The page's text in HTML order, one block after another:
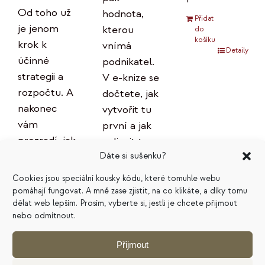
Dáte si sušenku?
Cookies jsou speciální kousky kódu, které tomuhle webu
pomáhají fungovat. A mně zase zjistit, na co klikáte, a díky tomu
dělat web lepším. Prosím, vyberte si, jestli je chcete přijmout
nebo odmítnout.
Přijmout
Od toho už
je jenom
krok k
účinné
strategii a
rozpočtu. A
nakonec
vám
prozradí, jak
správně
používat,
aby
skutečně
hodnota,
kterou
vnímá
podnikatel.
V e-knize se
dočtete, jak
vytvořit tu
první a jak
ovlivnit tu
druhou.
Přidat
do
košíku
Přidat
do
košíku
Detaily